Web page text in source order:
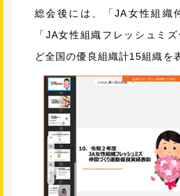
総会後には、「JA女性組織
「JA女性組織フレッシュミ
ど全国の優良組織計15組織を